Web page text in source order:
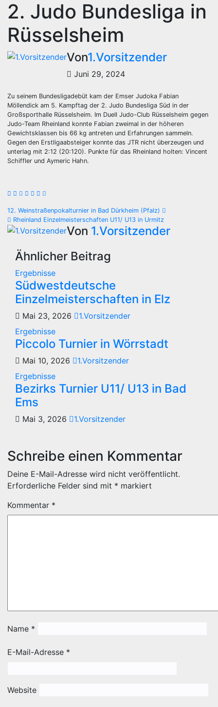
2. Judo Bundesliga in
Rüsselsheim
Von1.Vorsitzender
Juni 29, 2024
Zu seinem Bundesligadebüt kam der Emser Judoka Fabian
Möllendick am 5. Kampftag der 2. Judo Bundesliga Süd in der
Großsporthalle Rüsselsheim. Im Duell Judo-Club Rüsselsheim gegen
Judo-Team Rheinland konnte Fabian zweimal in der höheren
Gewichtsklassen bis 66 kg antreten und Erfahrungen sammeln.
Gegen den Erstligaabsteiger konnte das JTR nicht überzeugen und
unterlag mit 2:12 (20:120). Punkte für das Rheinland holten: Vincent
Schiffler und Aymeric Hahn.
Beitragsnavigation
12. Weinstraßenpokalturnier in Bad Dürkheim (Pfalz)
Rheinland Einzelmeisterschaften U11/ U13 in Urmitz
Von 1.Vorsitzender
Ähnlicher Beitrag
Ergebnisse
Südwestdeutsche
Einzelmeisterschaften in Elz
Mai 23, 2026
1.Vorsitzender
Ergebnisse
Piccolo Turnier in Wörrstadt
Mai 10, 2026
1.Vorsitzender
Ergebnisse
Bezirks Turnier U11/ U13 in Bad
Ems
Mai 3, 2026 1.Vorsitzender
Schreibe einen Kommentar
Deine E-Mail-Adresse wird nicht veröffentlicht.
Erforderliche Felder sind mit * markiert
Kommentar *
Name *
E-Mail-Adresse *
Website